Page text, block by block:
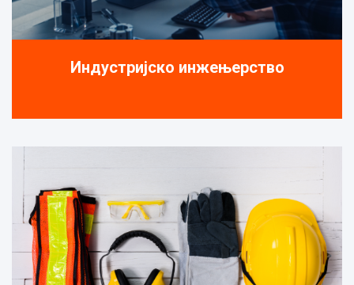
Индустријско инжењерство